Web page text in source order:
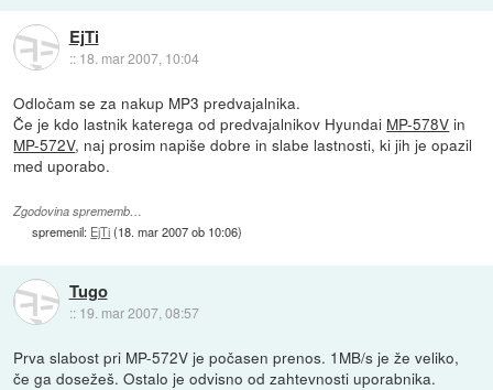
EjTi
:: 18. mar 2007, 10:04
Odločam se za nakup MP3 predvajalnika.
Če je kdo lastnik katerega od predvajalnikov Hyundai MP-578V in
MP-572V, naj prosim napiše dobre in slabe lastnosti, ki jih je opazil
med uporabo.
Zgodovina sprememb…
spremenil: EjTi(18. mar 2007 ob 10:06)
Tugo
:: 19. mar 2007, 08:57
Prva slabost pri MP-572V je počasen prenos. 1MB/s je že veliko,
če ga dosežeš. Ostalo je odvisno od zahtevnosti uporabnika.